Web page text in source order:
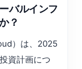
バルインフ
？
）は、2025
資計画につ